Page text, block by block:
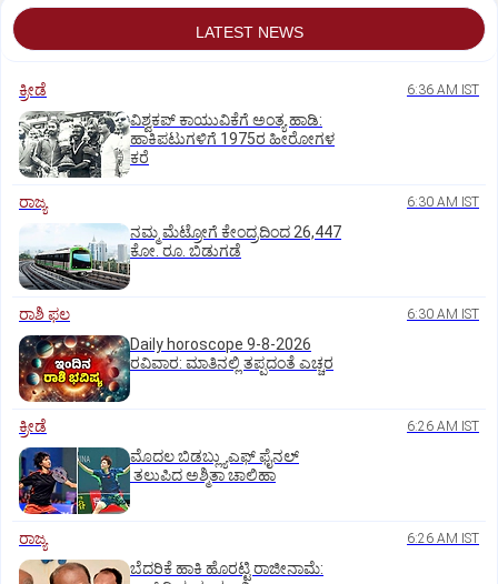
LATEST NEWS
ಕ್ರೀಡೆ 6:36 AM IST
ವಿಶ್ವಕಪ್‌ ಕಾಯುವಿಕೆಗೆ ಅಂತ್ಯ ಹಾಡಿ:
ಹಾಕಿಪಟುಗಳಿಗೆ 1975ರ ಹೀರೋಗಳ
ಕರೆ
ರಾಜ್ಯ 6:30 AM IST
ನಮ್ಮ ಮೆಟ್ರೋಗೆ ಕೇಂದ್ರದಿಂದ 26,447
ಕೋ. ರೂ. ಬಿಡುಗಡೆ
ರಾಶಿ ಫಲ 6:30 AM IST
Daily horoscope 9-8-2026
ರವಿವಾರ‌: ಮಾತಿನಲ್ಲಿ ತಪ್ಪದಂತೆ ಎಚ್ಚರ
ಕ್ರೀಡೆ 6:26 AM IST
ಮೊದಲ ಬಿಡಬ್ಲ್ಯುಎಫ್‌ ಫೈನಲ್‌
ತಲುಪಿದ ಅಶ್ಮಿತಾ ಚಾಲಿಹಾ
ರಾಜ್ಯ 6:26 AM IST
ಬೆದರಿಕೆ ಹಾಕಿ ಹೊರಟ್ಟಿ ರಾಜೀನಾಮೆ: